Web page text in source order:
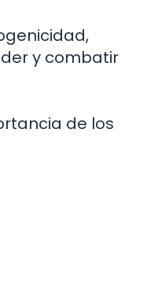
y combatir
de los